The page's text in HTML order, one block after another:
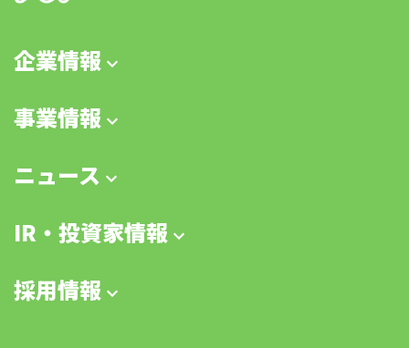
企業情報
事業情報
ニュース
IR・投資家情報
採用情報